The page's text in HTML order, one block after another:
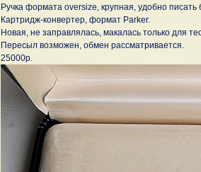
Ручка формата oversize, крупная, удобно писать
Картридж-конвертер, формат Parker.
Новая, не заправлялась, макалась только для
Пересыл возможен, обмен рассматривается.
25000р.